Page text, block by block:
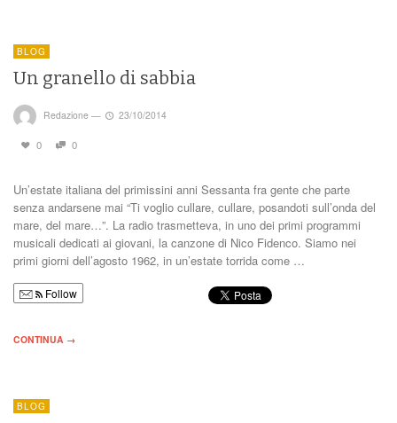
BLOG
Un granello di sabbia
Redazione — 23/10/2014
0 0
Un’estate italiana del primissini anni Sessanta fra gente che parte
senza andarsene mai “Ti voglio cullare, cullare, posandoti sull’onda del
mare, del mare…”. La radio trasmetteva, in uno dei primi programmi
musicali dedicati ai giovani, la canzone di Nico Fidenco. Siamo nei
primi giorni dell’agosto 1962, in un’estate torrida come …
Follow
CONTINUA →
BLOG